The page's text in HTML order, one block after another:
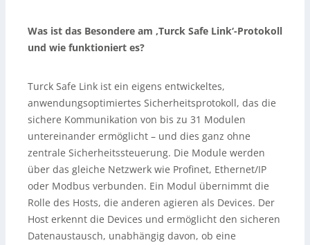
Was ist das Besondere am ‚Turck Safe Link‘-Protokoll
und wie funktioniert es?
Turck Safe Link ist ein eigens entwickeltes,
anwendungsoptimiertes Sicherheitsprotokoll, das die
sichere Kommunikation von bis zu 31 Modulen
untereinander ermöglicht – und dies ganz ohne
zentrale Sicherheitssteuerung. Die Module werden
über das gleiche Netzwerk wie Profinet, Ethernet/IP
oder Modbus verbunden. Ein Modul übernimmt die
Rolle des Hosts, die anderen agieren als Devices. Der
Host erkennt die Devices und ermöglicht den sicheren
Datenaustausch, unabhängig davon, ob eine